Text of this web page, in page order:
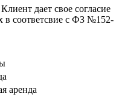
дает свое согласие
в соответсвие с ФЗ №152-
аренда